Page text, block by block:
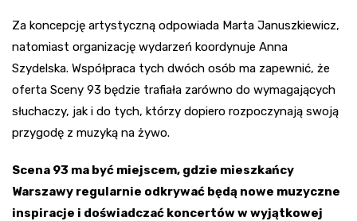
Za koncepcję artystyczną odpowiada Marta Januszkiewicz,
natomiast organizację wydarzeń koordynuje Anna
Szydelska. Współpraca tych dwóch osób ma zapewnić, że
oferta Sceny 93 będzie trafiała zarówno do wymagających
słuchaczy, jak i do tych, którzy dopiero rozpoczynają swoją
przygodę z muzyką na żywo.
Scena 93 ma być miejscem, gdzie mieszkańcy
Warszawy regularnie odkrywać będą nowe muzyczne
inspiracje i doświadczać koncertów w wyjątkowej